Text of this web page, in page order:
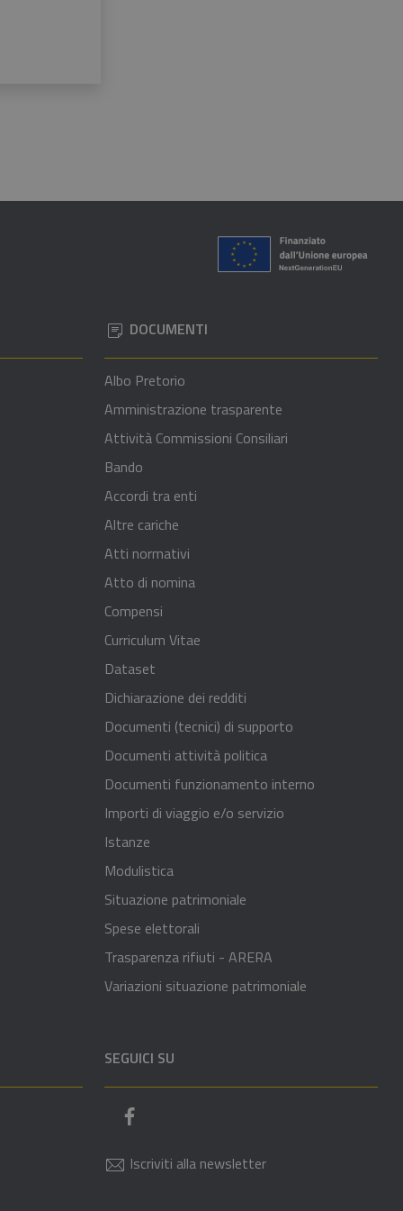
DOCUMENTI
Albo Pretorio
Amministrazione trasparente
Attività Commissioni Consiliari
Bando
Accordi tra enti
Altre cariche
Atti normativi
Atto di nomina
Compensi
Curriculum Vitae
Dataset
Dichiarazione dei redditi
Documenti (tecnici) di supporto
Documenti attività politica
Documenti funzionamento interno
Importi di viaggio e/o servizio
Istanze
Modulistica
Situazione patrimoniale
Spese elettorali
Trasparenza rifiuti - ARERA
Variazioni situazione patrimoniale
SEGUICI SU
Iscriviti alla newsletter